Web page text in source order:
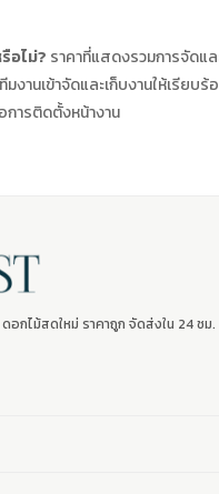
อไม่? ราคาที่แสดงรวมการจัดแ
งานเข้าจัดและเก็บงานให้เรียบร้
การติดตั้งหน้างาน
กไม้สดใหม่ ราคาถูก จัดส่งใน 24 ชม.